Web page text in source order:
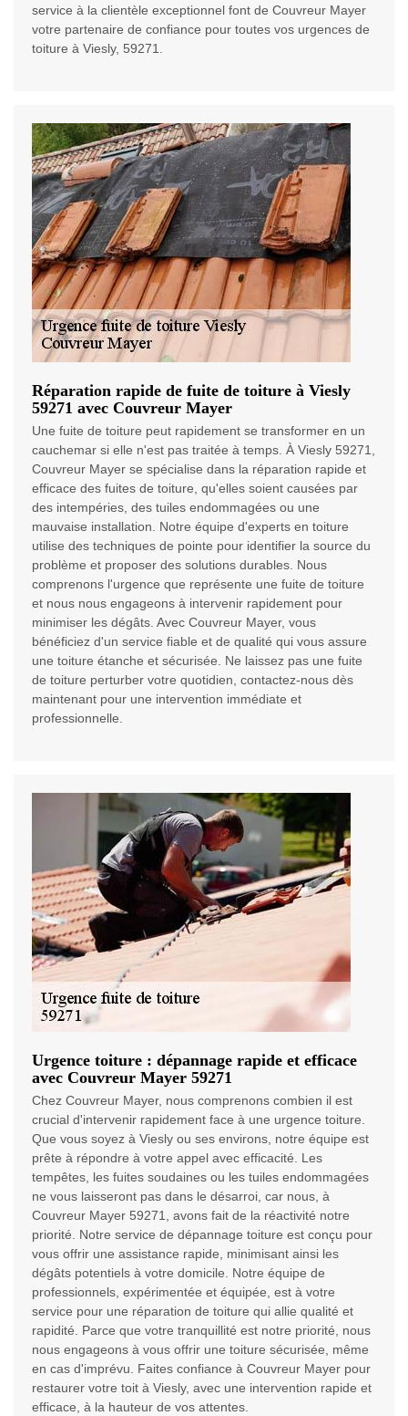
service à la clientèle exceptionnel font de Couvreur Mayer
votre partenaire de confiance pour toutes vos urgences de
toiture à Viesly, 59271.
Réparation rapide de fuite de toiture à Viesly
59271 avec Couvreur Mayer
Une fuite de toiture peut rapidement se transformer en un
cauchemar si elle n'est pas traitée à temps. À Viesly 59271,
Couvreur Mayer se spécialise dans la réparation rapide et
efficace des fuites de toiture, qu'elles soient causées par
des intempéries, des tuiles endommagées ou une
mauvaise installation. Notre équipe d'experts en toiture
utilise des techniques de pointe pour identifier la source du
problème et proposer des solutions durables. Nous
comprenons l'urgence que représente une fuite de toiture
et nous nous engageons à intervenir rapidement pour
minimiser les dégâts. Avec Couvreur Mayer, vous
bénéficiez d'un service fiable et de qualité qui vous assure
une toiture étanche et sécurisée. Ne laissez pas une fuite
de toiture perturber votre quotidien, contactez-nous dès
maintenant pour une intervention immédiate et
professionnelle.
Urgence toiture : dépannage rapide et efficace
avec Couvreur Mayer 59271
Chez Couvreur Mayer, nous comprenons combien il est
crucial d'intervenir rapidement face à une urgence toiture.
Que vous soyez à Viesly ou ses environs, notre équipe est
prête à répondre à votre appel avec efficacité. Les
tempêtes, les fuites soudaines ou les tuiles endommagées
ne vous laisseront pas dans le désarroi, car nous, à
Couvreur Mayer 59271, avons fait de la réactivité notre
priorité. Notre service de dépannage toiture est conçu pour
vous offrir une assistance rapide, minimisant ainsi les
dégâts potentiels à votre domicile. Notre équipe de
professionnels, expérimentée et équipée, est à votre
service pour une réparation de toiture qui allie qualité et
rapidité. Parce que votre tranquillité est notre priorité, nous
nous engageons à vous offrir une toiture sécurisée, même
en cas d'imprévu. Faites confiance à Couvreur Mayer pour
restaurer votre toit à Viesly, avec une intervention rapide et
efficace, à la hauteur de vos attentes.